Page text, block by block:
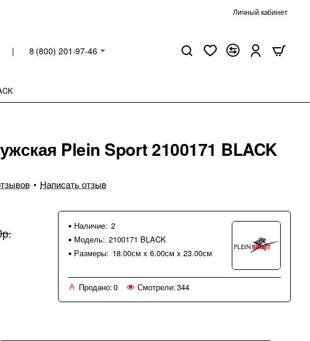
Личный кабинет
| 8 (800) 201-97-46
Plein Sport 2100171 BLACK
• Написать отзыв
Наличие: 2
Модель: 2100171 BLACK
Размеры: 18.00см x 6.00см x 23.00см
Продано:0 Смотрели:344